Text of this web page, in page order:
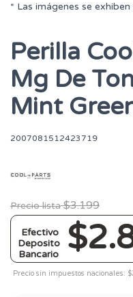
* Las imágenes se
Perilla
Mg De
Mint
2007081512423719
Precio lista $3.199
Efectivo
Deposito
Bancario
Precio sin impuestos nacionales: